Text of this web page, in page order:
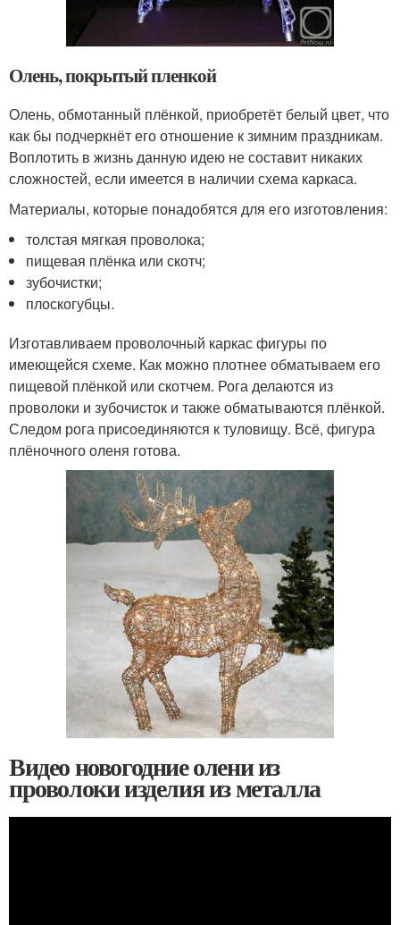
Олень, покрытый пленкой
Олень, обмотанный плёнкой, приобретёт белый цвет, что
как бы подчеркнёт его отношение к зимним праздникам.
Воплотить в жизнь данную идею не составит никаких
сложностей, если имеется в наличии схема каркаса.
Материалы, которые понадобятся для его изготовления:
толстая мягкая проволока;
пищевая плёнка или скотч;
зубочистки;
плоскогубцы.
Изготавливаем проволочный каркас фигуры по
имеющейся схеме. Как можно плотнее обматываем его
пищевой плёнкой или скотчем. Рога делаются из
проволоки и зубочисток и также обматываются плёнкой.
Следом рога присоединяются к туловищу. Всё, фигура
плёночного оленя готова.
Видео новогодние олени из
проволоки изделия из металла